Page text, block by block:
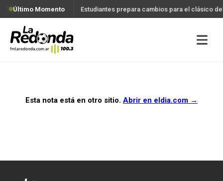
Último Momento Estudiantes prepara cambios para el clásico
Esta nota está en otro sitio. Abrir en eldia.com →